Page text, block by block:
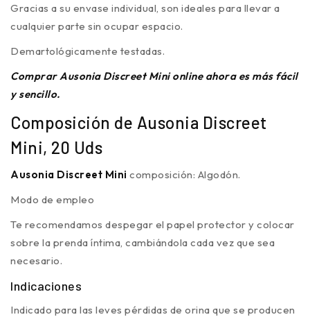
Gracias a su envase individual, son ideales para llevar a
cualquier parte sin ocupar espacio.
Demartológicamente testadas.
Comprar Ausonia Discreet Minionline ahora es más fácil
y sencillo.
Composición de Ausonia Discreet
Mini, 20 Uds
Ausonia Discreet Mini composición: Algodón.
Modo de empleo
Te recomendamos despegar el papel protector y colocar
sobre la prenda íntima, cambiándola cada vez que sea
necesario.
Indicaciones
Indicado para las leves pérdidas de orina que se producen